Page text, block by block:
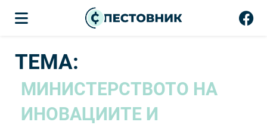
ТЕМА:
МИНИСТЕРСТВОТО НА
ИНОВАЦИИТЕ И